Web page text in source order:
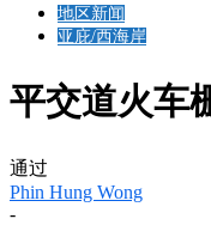
地区新闻
亚庇/西海岸
平交道火车
通过
Phin Hung Wong
-